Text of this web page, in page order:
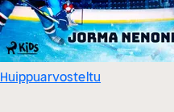
Huippuarvosteltu